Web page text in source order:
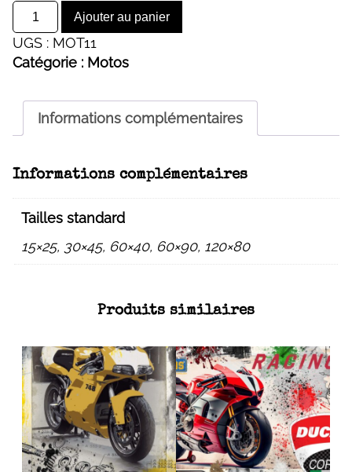
44,00 €
à
quantité
de
GSRX
Dollart
Ajouter au panier
UGS : MOT11
Catégorie : Motos
Informations complémentaires
Informations complémentaires
Tailles standard
15×25, 30×45, 60×40, 60×90, 120×80
Produits similaires